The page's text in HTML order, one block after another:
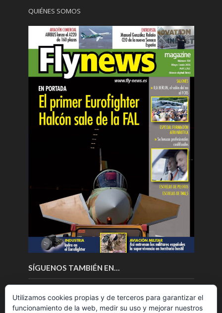
QUIÉNES SOMOS
SÍGUENOS TAMBIÉN EN…
Utilizamos cookies propias y de terceros para garantizar el
funcionamiento de la web, medir su uso y mejorar nuestros